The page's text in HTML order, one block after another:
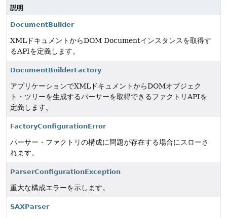
説明
DocumentBuilder
XMLドキュメントからDOM Documentインスタンスを取得す
るAPIを定義します。
DocumentBuilderFactory
アプリケーションでXMLドキュメントからDOMオブジェク
ト・ツリーを生成するパーサーを取得できるファクトリAPIを
定義します。
FactoryConfigurationError
パーサー・ファクトリの構成に問題が存在する場合にスローさ
れます。
ParserConfigurationException
重大な構成エラーを示します。
SAXParser